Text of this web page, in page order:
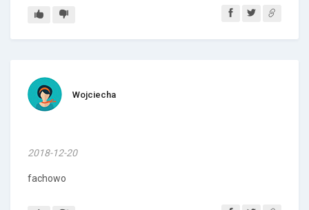
Wojciecha
2018-12-20
fachowo